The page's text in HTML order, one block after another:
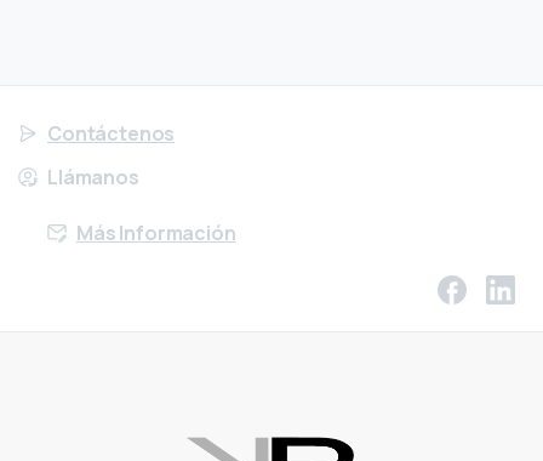
Contáctenos
Llámanos
Más Información